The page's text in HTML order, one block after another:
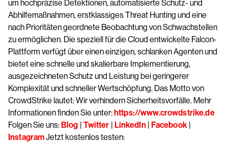
um hochpräzise Detektionen, automatisierte Schutz- und
Abhilfemaßnahmen, erstklassiges Threat Hunting und eine
nach Prioritäten geordnete Beobachtung von Schwachstellen
zu ermöglichen. Die speziell für die Cloud entwickelte Falcon-
Plattform verfügt über einen einzigen, schlanken Agenten und
bietet eine schnelle und skalierbare Implementierung,
ausgezeichneten Schutz und Leistung bei geringerer
Komplexität und schneller Wertschöpfung. Das Motto von
CrowdStrike lautet: Wir verhindern Sicherheitsvorfälle. Mehr
Informationen finden Sie unter:https://www.crowdstrike.de
Folgen Sie uns:Blog | Twitter | LinkedIn| Facebook|
InstagramJetzt kostenlos testen: